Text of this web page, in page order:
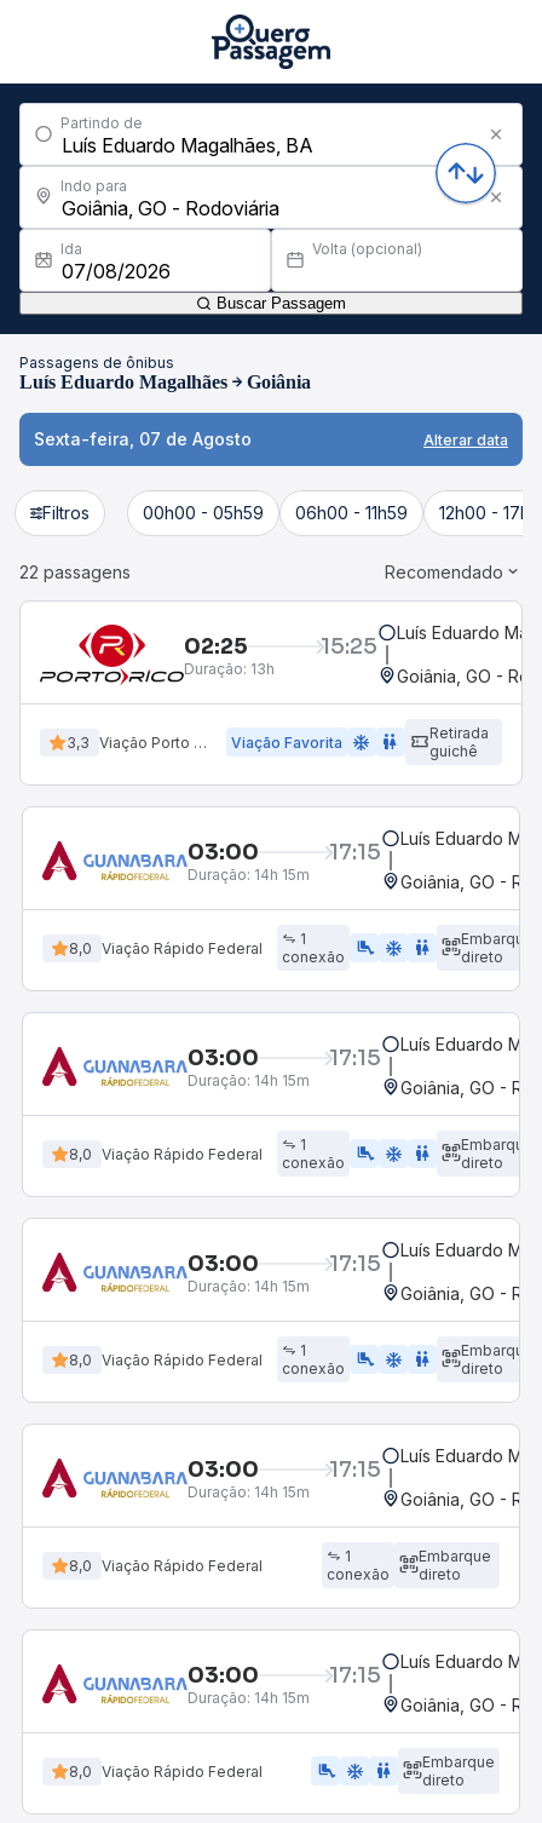
Partindo de
Indo para
Ida Volta (opcional)
Buscar Passagem
Passagens de ônibus
Luís Eduardo Magalhães Goiânia
Sexta-feira, 07 de Agosto Alterar data
Filtros 00h00 - 05h59 06h00 - 11h59 12h00 -
22 passagens Recomendado
02:25 15:25
Duração: 13h
Luís Eduardo
Goiânia, GO -
3,3 Viação Porto Rico Viação Favorita ac_unit wc
Retirada
guichê
03:00 17:15
Duração: 14h 15m
Luís Eduardo
Goiânia, GO -
8,0 Viação Rápido Federal
1
conexão
airline_seat_legroom_extra ac_unit WC
Embarque
direto
03:00 17:15
Duração: 14h 15m
Luís Eduardo
Goiânia, GO -
8,0 Viação Rápido Federal
1
conexão
airline_seat_legroom_extra ac_unit wc
Embarque
direto
03:00 17:15
Duração: 14h 15m
Luís Eduardo
Goiânia, GO -
8,0 Viação Rápido Federal
1
conexão
airline_seat_legroom_extra ac_unit wc
Embarque
direto
03:00 17:15
Duração: 14h 15m
Luís Eduardo
Goiânia, GO -
8,0 Viação Rápido Federal
1
conexão
Embarque
direto
03:00 17:15
Duração: 14h 15m
Luís Eduardo
Goiânia, GO -
8,0 Viação Rápido Federal airline_seat_legroom_extra ac_unit WC
Embarque
direto